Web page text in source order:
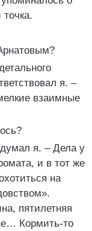
я. –
взаимные
я. – Дела у
и в тот же
на
пятилетняя
Кормить-то